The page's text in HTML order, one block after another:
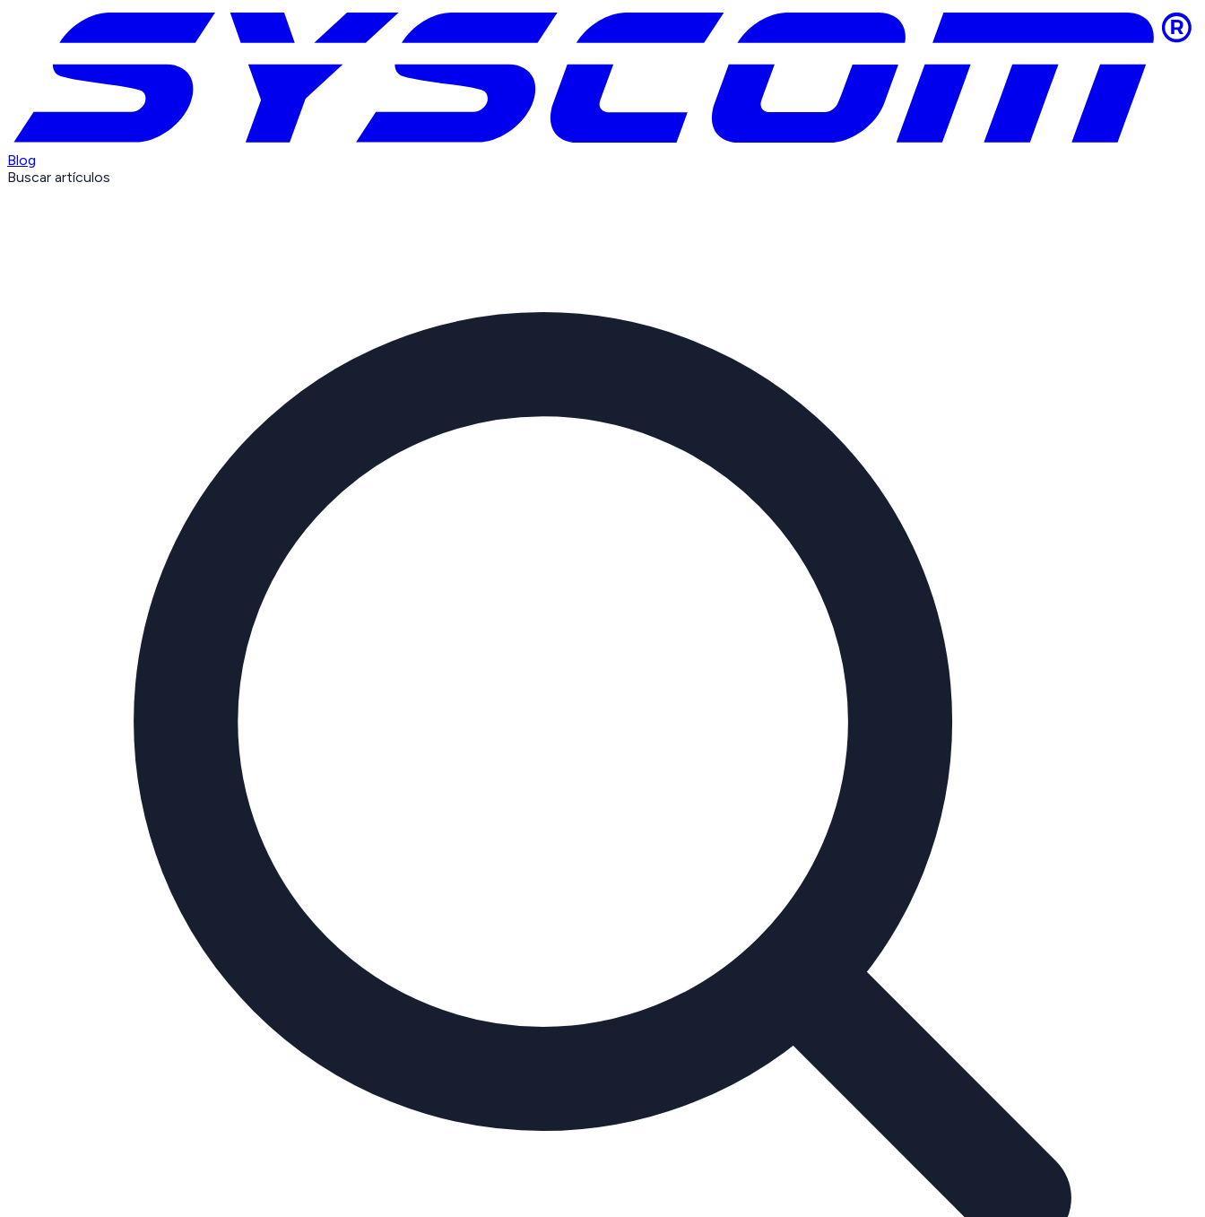
Blog
Buscar artículos